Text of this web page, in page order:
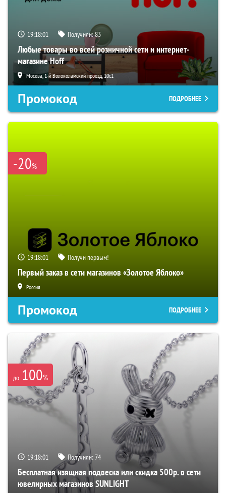
19:18:00 Получили:83
Любые товары во всей розничной сети и интернет-
магазине Hoff
Москва, 1-й Волоколамский проезд, 10с1
Промокод ПОДРОБНЕЕ
-20%
19:18:00 Получи первым!
Первый заказ в сети магазинов «Золотое Яблоко»
Россия
Промокод ПОДРОБНЕЕ
до 100%
19:18:00 Получили:74
Бесплатная изящная подвеска или скидка 500р. в сети
ювелирных магазинов SUNLIGHT